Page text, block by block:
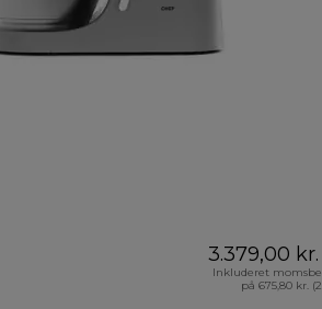
3.379,00 kr.
Inkluderet
på 675,80 kr.